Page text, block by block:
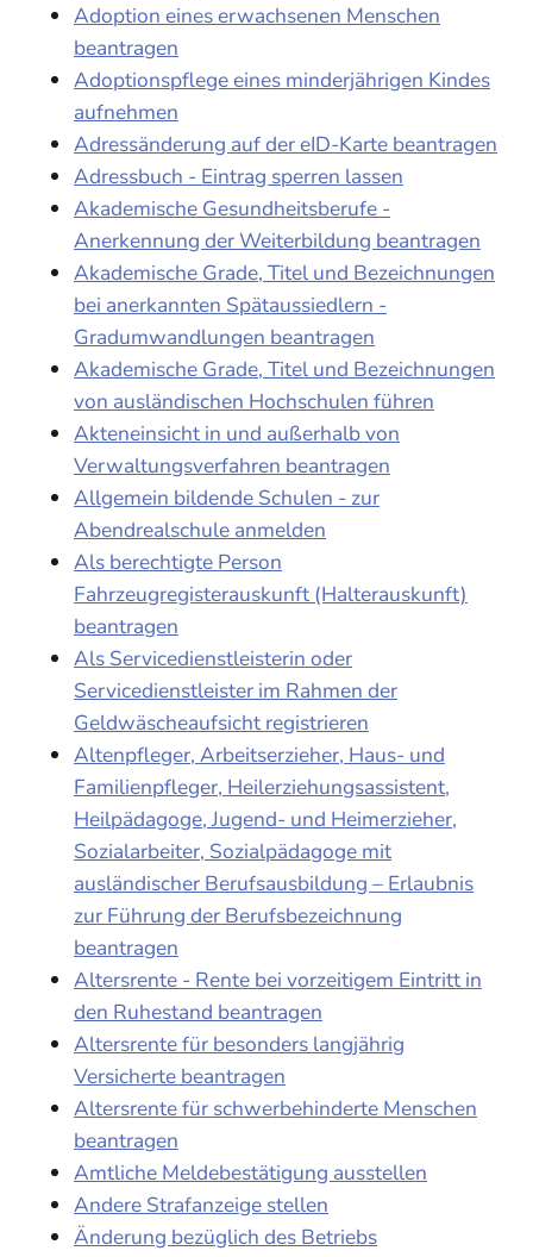
Adoption eines erwachsenen Menschen
beantragen
Adoptionspflege eines minderjährigen Kindes
aufnehmen
Adressänderung auf der eID-Karte beantragen
Adressbuch - Eintrag sperren lassen
Akademische Gesundheitsberufe -
Anerkennung der Weiterbildung beantragen
Akademische Grade, Titel und Bezeichnungen
bei anerkannten Spätaussiedlern -
Gradumwandlungen beantragen
Akademische Grade, Titel und Bezeichnungen
von ausländischen Hochschulen führen
Akteneinsicht in und außerhalb von
Verwaltungsverfahren beantragen
Allgemein bildende Schulen - zur
Abendrealschule anmelden
Als berechtigte Person
Fahrzeugregisterauskunft (Halterauskunft)
beantragen
Als Servicedienstleisterin oder
Servicedienstleister im Rahmen der
Geldwäscheaufsicht registrieren
Altenpfleger, Arbeitserzieher, Haus- und
Familienpfleger, Heilerziehungsassistent,
Heilpädagoge, Jugend- und Heimerzieher,
Sozialarbeiter, Sozialpädagoge mit
ausländischer Berufsausbildung – Erlaubnis
zur Führung der Berufsbezeichnung
beantragen
Altersrente - Rente bei vorzeitigem Eintritt in
den Ruhestand beantragen
Altersrente für besonders langjährig
Versicherte beantragen
Altersrente für schwerbehinderte Menschen
beantragen
Amtliche Meldebestätigung ausstellen
Andere Strafanzeige stellen
Änderung bezüglich des Betriebs